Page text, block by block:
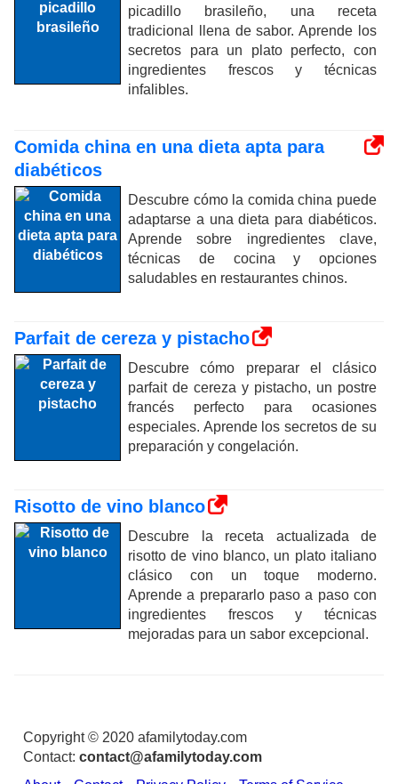
picadillo brasileño, una receta
tradicional llena de sabor. Aprende los
secretos para un plato perfecto, con
ingredientes frescos y técnicas
infalibles.
Comida china en una dieta apta para
diabéticos
Descubre cómo la comida china puede
adaptarse a una dieta para diabéticos.
Aprende sobre ingredientes clave,
técnicas de cocina y opciones
saludables en restaurantes chinos.
Parfait de cereza y pistacho
Descubre cómo preparar el clásico
parfait de cereza y pistacho, un postre
francés perfecto para ocasiones
especiales. Aprende los secretos de su
preparación y congelación.
Risotto de vino blanco
Descubre la receta actualizada de
risotto de vino blanco, un plato italiano
clásico con un toque moderno.
Aprende a prepararlo paso a paso con
ingredientes frescos y técnicas
mejoradas para un sabor excepcional.
Copyright © 2020 afamilytoday.com
Contact: contact@afamilytoday.com